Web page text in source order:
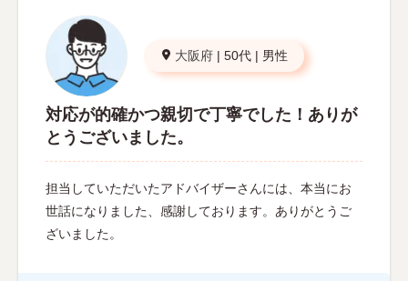
大阪府 | 50代 | 男性
対応が的確かつ親切で丁寧でした！ありが
とうございました。
担当していただいたアドバイザーさんには、本当にお
世話になりました、感謝しております。ありがとうご
ざいました。